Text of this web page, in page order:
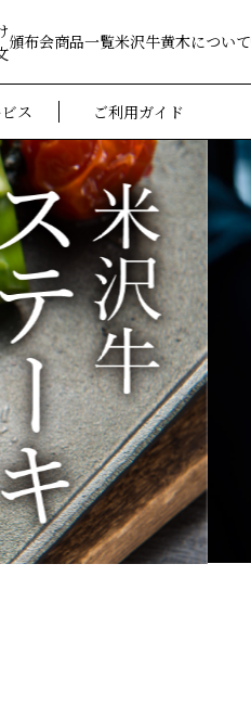
頒布会商品一覧米沢牛黄木について
ス ご利用ガイド